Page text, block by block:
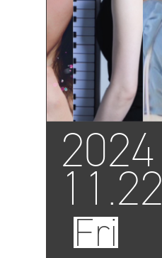
2024
11.22
Fri